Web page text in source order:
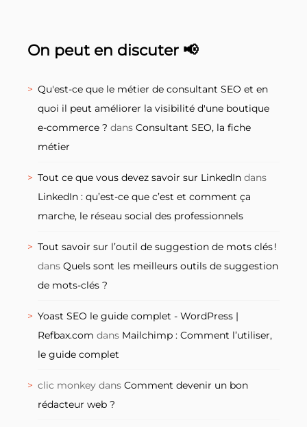
On peut en discuter 📢
Qu'est-ce que le métier de consultant SEO et en
quoi il peut améliorer la visibilité d'une boutique
e-commerce ? dans Consultant SEO, la fiche
métier
Tout ce que vous devez savoir sur LinkedIn dans
LinkedIn : qu’est-ce que c’est et comment ça
marche, le réseau social des professionnels
Tout savoir sur l’outil de suggestion de mots clés !
dans Quels sont les meilleurs outils de suggestion
de mots-clés ?
Yoast SEO le guide complet - WordPress |
Refbax.com dans Mailchimp : Comment l’utiliser,
le guide complet
clic monkey dans Comment devenir un bon
rédacteur web ?